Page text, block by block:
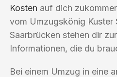
Kosten auf dich
vom Umzugskönig Kuster
Saarbrücken stehen dir
Informationen, die du
Bei einem Umzug in eine